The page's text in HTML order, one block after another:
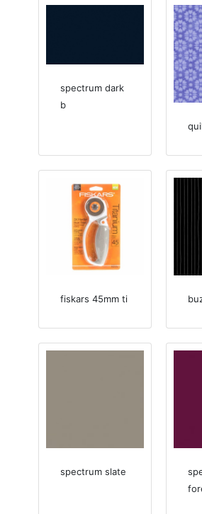
spectrum dark
b
fiskars 45mm ti
spectrum slate